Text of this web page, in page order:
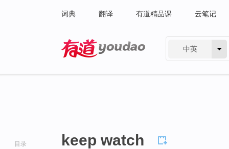
词典 翻译 有道精品课 云笔记
中英
目录 keep watch